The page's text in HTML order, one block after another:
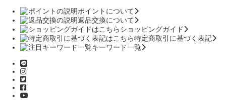
ポイントについて
返品交換について
ショッピングガイド
特定商取引に基づく表記
キーワード一覧